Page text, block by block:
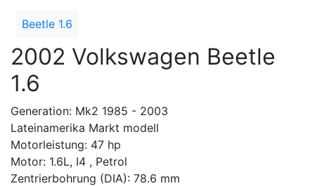
Beetle 1.6
2002 Volkswagen Beetle
1.6
Generation: Mk2 1985 - 2003
Lateinamerika Markt modell
Motorleistung: 47 hp
Motor: 1.6L, I4 , Petrol
Zentrierbohrung (DIA): 78.6 mm